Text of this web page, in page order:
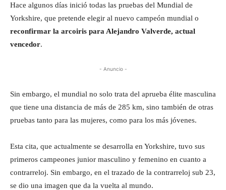
Hace algunos días inició todas las pruebas del Mundial de
Yorkshire, que pretende elegir al nuevo campeón mundial o
reconfirmar la arcoiris para Alejandro Valverde, actual
vencedor.
- Anuncio -
Sin embargo, el mundial no solo trata del aprueba élite masculina
que tiene una distancia de más de 285 km, sino también de otras
pruebas tanto para las mujeres, como para los más jóvenes.
Esta cita, que actualmente se desarrolla en Yorkshire, tuvo sus
primeros campeones junior masculino y femenino en cuanto a
contrarreloj. Sin embargo, en el trazado de la contrarreloj sub 23,
se dio una imagen que da la vuelta al mundo.